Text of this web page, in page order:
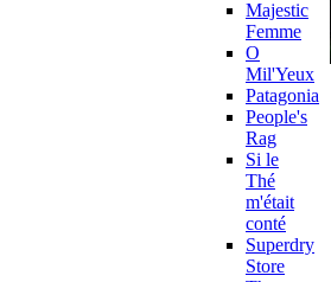
Majestic
Femme
O
Mil'Yeux
Patagonia
People's
Rag
Si le
Thé
m'était
conté
Superdry
Store